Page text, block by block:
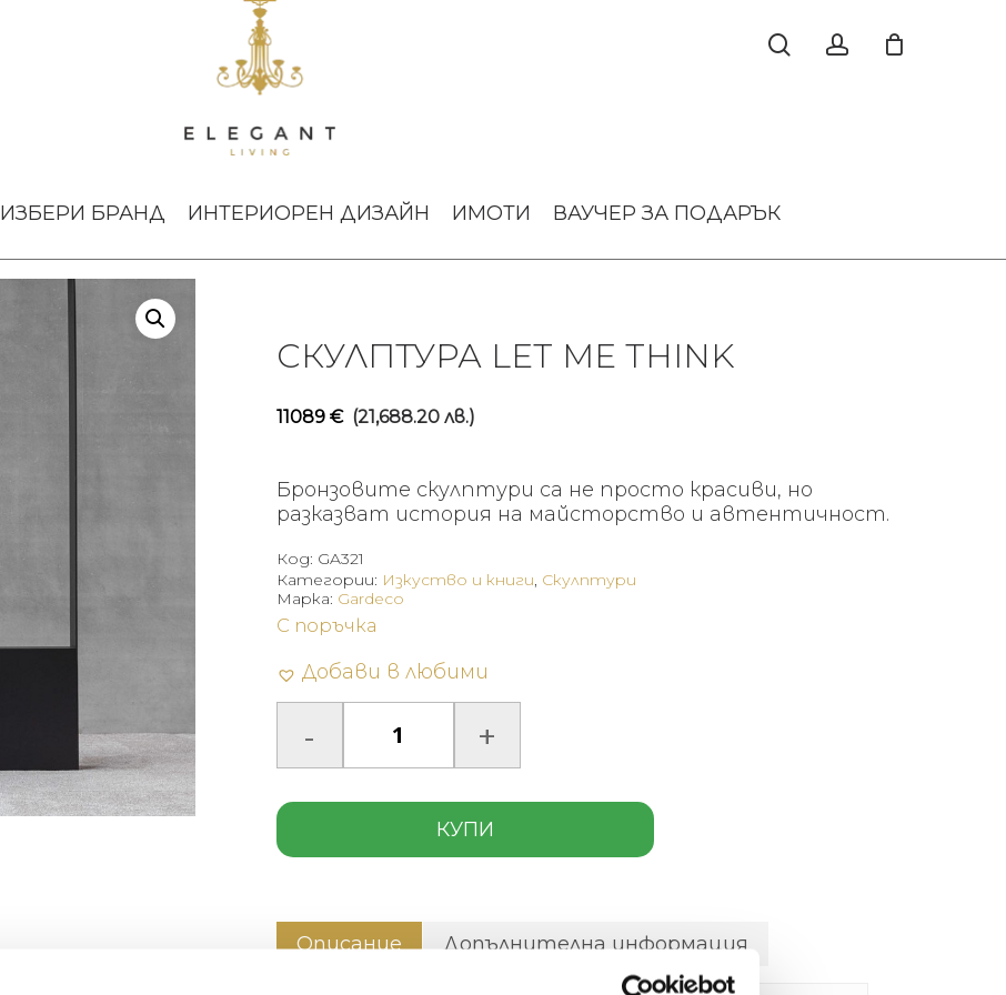
ИЗБЕРИ БРАНД ИНТЕРИОРЕН ДИЗАЙН ИМОТИ ВАУЧЕР ЗА ПОДАРЪК
СКУЛПТУРА LET ME THINK
11089 € (21,688.20 лв.)
Бронзовите скулптури са не просто красиви, но
разказват история на майсторство и автентичност.
Код: GA321
Категории: Изкуство и книги, Скулптури
С поръчка
Добави в любими
КУПИ
Марка: Gardeco
Описание Допълнителна информация